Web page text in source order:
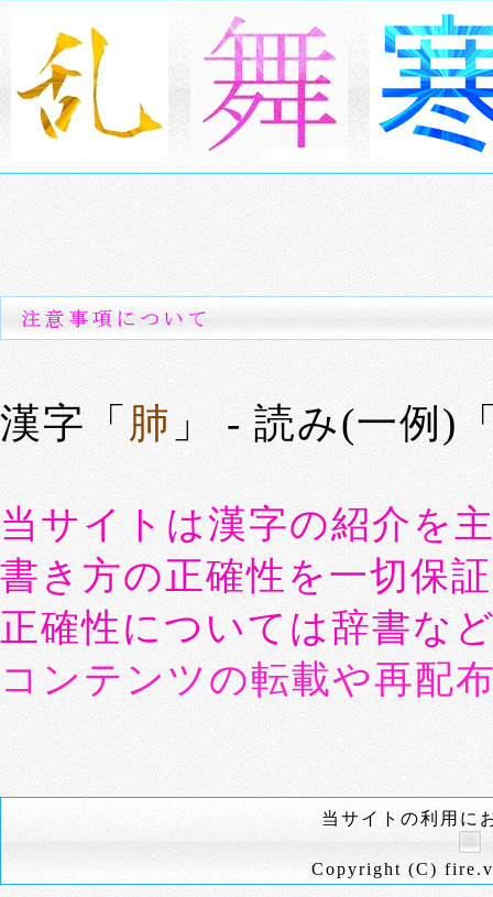
漢字「 肺 」 - 読み(一例)
当サイトは漢字の紹介を
書き方の正確性を一切保
正確性については辞書な
コンテンツの転載や再配
当サイトの利用に
Copyright (C)